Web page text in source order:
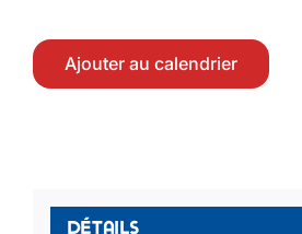
Ajouter au calendrier
Détails